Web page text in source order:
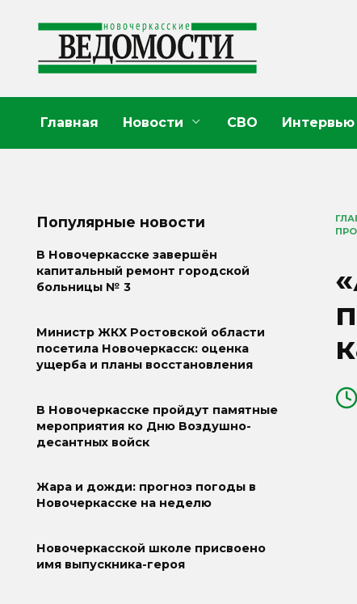
содержанию
Главная Новости СВО Интервью
Популярные новости
В Новочеркасске завершён
капитальный ремонт городской
больницы № 3
Министр ЖКХ Ростовской области
посетила Новочеркасск: оценка
ущерба и планы восстановления
В Новочеркасске пройдут памятные
мероприятия ко Дню Воздушно-
десантных войск
Жара и дожди: прогноз погоды в
Новочеркасске на неделю
Новочеркасской школе присвоено
имя выпускника-героя